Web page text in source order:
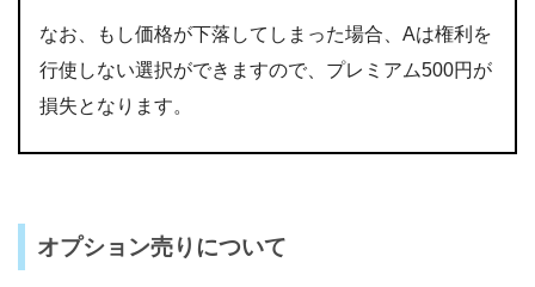
なお、もし価格が下落してしまった場合、Aは権利を
行使しない選択ができますので、プレミアム500円が
損失となります。
オプション売りについて